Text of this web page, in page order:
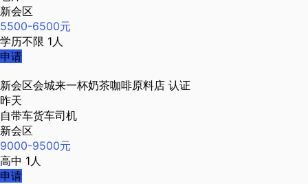
新会区
5500-6500元
学历不限 1人
申请
新会区会城来一杯奶茶咖啡原料店 认证
昨天
自带车货车司机
新会区
9000-9500元
高中 1人
申请